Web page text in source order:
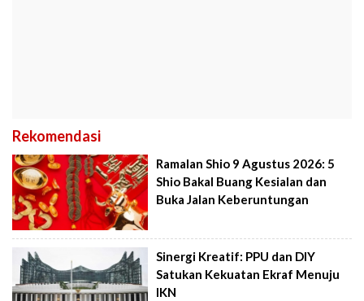
Rekomendasi
Ramalan Shio 9 Agustus 2026: 5
Shio Bakal Buang Kesialan dan
Buka Jalan Keberuntungan
Sinergi Kreatif: PPU dan DIY
Satukan Kekuatan Ekraf Menuju
IKN